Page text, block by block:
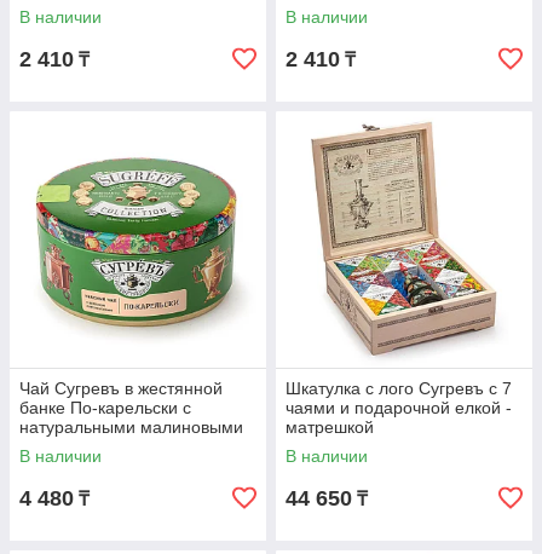
В наличии
2 410 ₸
В наличии
2 410 ₸
Чай Сугревъ в жестянной
банке По-карельски с
натуральными малиновыми
леденцами
В наличии
4 480 ₸
Шкатулка с лого Сугревъ с 7
чаями и подарочной елкой -
матрешкой
В наличии
44 650 ₸